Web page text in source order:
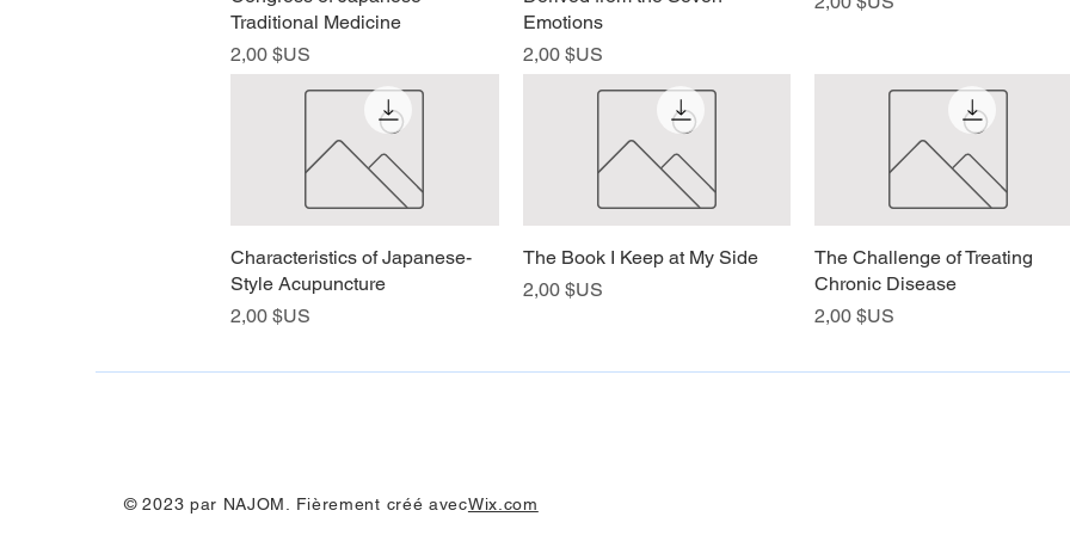
Traditional Medicine
Prix
2,00 $US
Emotions
Prix
2,00 $US
Aperçu rapide
Characteristics of Japanese-
Style Acupuncture
Prix
2,00 $US
Aperçu rapide
The Book I Keep at My Side
Prix
2,00 $US
Aperçu rapide
The Challenge of Treating
Chronic Disease
Prix
2,00 $US
© 2023 par NAJOM. Fièrement créé avecWix.com